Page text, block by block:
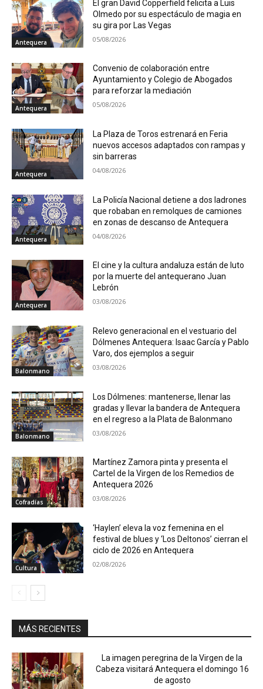
Antequera
El gran David Copperfield felicita a Luis
Olmedo por su espectáculo de magia en
su gira por Las Vegas
05/08/2026
Antequera
Convenio de colaboración entre
Ayuntamiento y Colegio de Abogados
para reforzar la mediación
05/08/2026
Antequera
La Plaza de Toros estrenará en Feria
nuevos accesos adaptados con rampas y
sin barreras
04/08/2026
Antequera
La Policía Nacional detiene a dos ladrones
que robaban en remolques de camiones
en zonas de descanso de Antequera
04/08/2026
Antequera
El cine y la cultura andaluza están de luto
por la muerte del antequerano Juan
Lebrón
03/08/2026
Balonmano
Relevo generacional en el vestuario del
Dólmenes Antequera: Isaac García y Pablo
Varo, dos ejemplos a seguir
03/08/2026
Balonmano
Los Dólmenes: mantenerse, llenar las
gradas y llevar la bandera de Antequera
en el regreso a la Plata de Balonmano
03/08/2026
Cofradías
Martínez Zamora pinta y presenta el
Cartel de la Virgen de los Remedios de
Antequera 2026
03/08/2026
Cultura
‘Haylen’ eleva la voz femenina en el
festival de blues y ‘Los Deltonos’ cierran el
ciclo de 2026 en Antequera
02/08/2026
MÁS RECIENTES
La imagen peregrina de la Virgen de la
Cabeza visitará Antequera el domingo 16
de agosto